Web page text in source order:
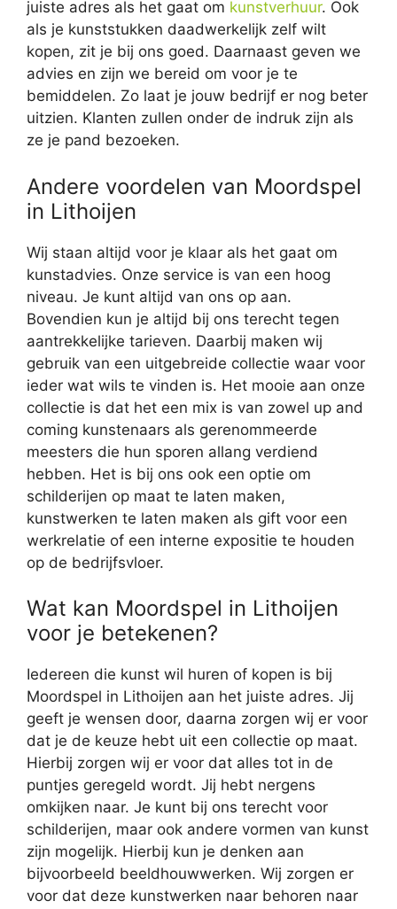
juiste adres als het gaat om kunstverhuur. Ook
als je kunststukken daadwerkelijk zelf wilt
kopen, zit je bij ons goed. Daarnaast geven we
advies en zijn we bereid om voor je te
bemiddelen. Zo laat je jouw bedrijf er nog beter
uitzien. Klanten zullen onder de indruk zijn als
ze je pand bezoeken.
Andere voordelen van Moordspel
in Lithoijen
Wij staan altijd voor je klaar als het gaat om
kunstadvies. Onze service is van een hoog
niveau. Je kunt altijd van ons op aan.
Bovendien kun je altijd bij ons terecht tegen
aantrekkelijke tarieven. Daarbij maken wij
gebruik van een uitgebreide collectie waar voor
ieder wat wils te vinden is. Het mooie aan onze
collectie is dat het een mix is van zowel up and
coming kunstenaars als gerenommeerde
meesters die hun sporen allang verdiend
hebben. Het is bij ons ook een optie om
schilderijen op maat te laten maken,
kunstwerken te laten maken als gift voor een
werkrelatie of een interne expositie te houden
op de bedrijfsvloer.
Wat kan Moordspel in Lithoijen
voor je betekenen?
Iedereen die kunst wil huren of kopen is bij
Moordspel in Lithoijen aan het juiste adres. Jij
geeft je wensen door, daarna zorgen wij er voor
dat je de keuze hebt uit een collectie op maat.
Hierbij zorgen wij er voor dat alles tot in de
puntjes geregeld wordt. Jij hebt nergens
omkijken naar. Je kunt bij ons terecht voor
schilderijen, maar ook andere vormen van kunst
zijn mogelijk. Hierbij kun je denken aan
bijvoorbeeld beeldhouwwerken. Wij zorgen er
voor dat deze kunstwerken naar behoren naar